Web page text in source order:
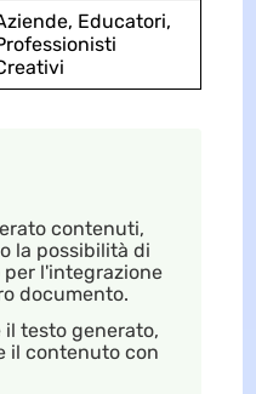
Educatori,
contenuti,
la possibilità di
l'integrazione
documento.
il testo generato,
il contenuto con